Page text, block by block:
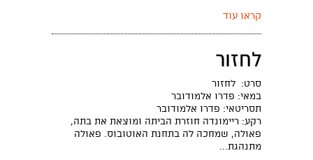
קראו עוד
לחזור
סרט: לחזור
במאי: פדרו אלמודובר
תסריטאי: פדרו אלמודובר
רקע: ריימונדה חוזרת הביתה ומוצאת את בתה,
פאולה, שמחכה לה בתחנת האוטובוס. פאולה
מתנהגת...